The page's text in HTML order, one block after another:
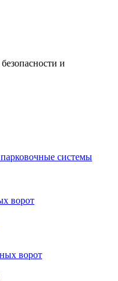
и
системы
ворот
ворот